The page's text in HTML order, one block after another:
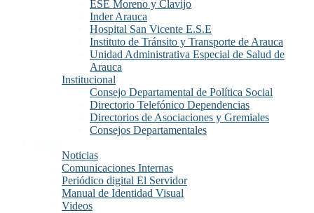
ESE Moreno y Clavijo
Inder Arauca
Hospital San Vicente E.S.E
Instituto de Tránsito y Transporte de Arauca
Unidad Administrativa Especial de Salud de
Arauca
Institucional
Consejo Departamental de Política Social
Directorio Telefónico Dependencias
Directorios de Asociaciones y Gremiales
Consejos Departamentales
Noticias
Comunicaciones Internas
Periódico digital El Servidor
Manual de Identidad Visual
Videos